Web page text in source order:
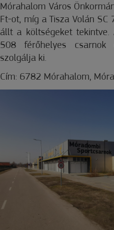
Mórahalom Város
Ft-ot, míg a Tisza Volán
állt a költségeket tekintve.
508 férőhelyes csarnok
szolgálja ki.
Cím: 6782 Mórahalom,